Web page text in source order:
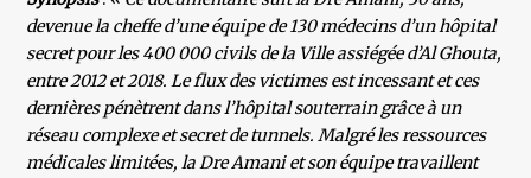
devenue la cheffe d’une équipe de 130 médecins d’un hôpital
secret pour les 400 000 civils de la Ville assiégée d’Al Ghouta,
entre 2012 et 2018. Le flux des victimes est incessant et ces
dernières pénètrent dans l’hôpital souterrain grâce à un
réseau complexe et secret de tunnels. Malgré les ressources
médicales limitées, la Dre Amani et son équipe travaillent